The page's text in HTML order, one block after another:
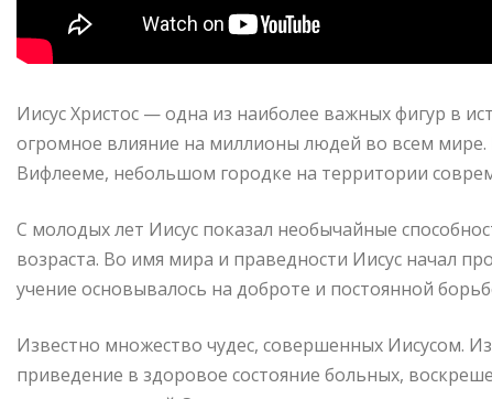
Иисус Христос — одна из наиболее важных фигур в
огромное влияние на миллионы людей во всем мире.
Вифлееме, небольшом городке на территории
С молодых лет Иисус показал необычайные
возраста. Во имя мира и праведности Иисус начал
учение основывалось на доброте и постоянной
Известно множество чудес, совершенных Иисусом.
приведение в здоровое состояние больных,